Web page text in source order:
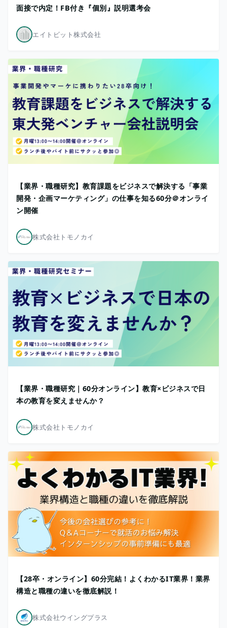
面接で内定！FB付き『個別』説明選考会
エイトビット株式会社
【業界・職種研究】教育課題をビジネスで解決する「事業
開発・企画マーケティング」の仕事を知る60分＠オンライ
ン開催
株式会社トモノカイ
【業界・職種研究｜60分オンライン】教育×ビジネスで日
本の教育を変えませんか？
株式会社トモノカイ
【28卒・オンライン】60分完結！よくわかるIT業界！業界
構造と職種の違いを徹底解説！
株式会社ウイングプラス